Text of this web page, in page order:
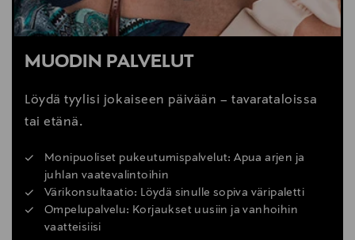
MUODIN PALVELUT
Löydä tyylisi jokaiseen päivään – tavarataloissa
tai etänä.
Monipuoliset pukeutumispalvelut: Apua arjen ja
juhlan vaatevalintoihin
Värikonsultaatio: Löydä sinulle sopiva väripaletti
Ompelupalvelu: Korjaukset uusiin ja vanhoihin
vaatteisiisi